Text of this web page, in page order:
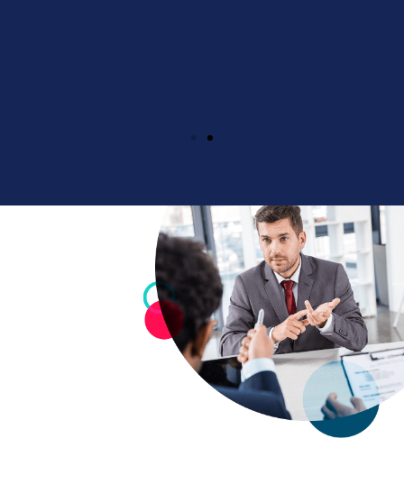
Identiﬁcar elementos relevantes que afectan o
enriquecen la práctica psicológica en la industria.
Evaluar, diseñar e implementar alternativas viables
para la resolución de conﬂictos organizacionales.
Evaluar, diseñar e implementar modelos o estrategias
de reclutamiento del personal de una organización.
Orientar y dirigir procesos en la mejora del clima
Realizar estudios de campo para aportar contenidos
en el área de reclutamiento electrónico del personal.
Seleccionar estrategias adecuadas en el manejo de
conﬂictos organizacionales.
Adaptar y adecuar las técnicas para lograr un clima
organizacional que ayude en el desarrollo personal y